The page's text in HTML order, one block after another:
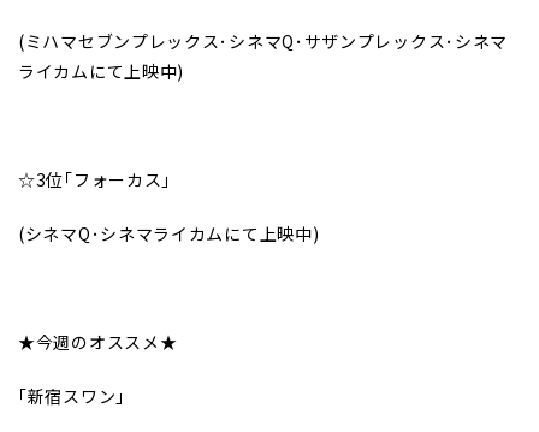
(ミハマセブンプレックス･シネマQ･サザンプレックス･シネマ
ライカムにて上映中)
☆3位｢フォーカス｣
(シネマQ･シネマライカムにて上映中)
★今週のオススメ★
｢新宿スワン｣